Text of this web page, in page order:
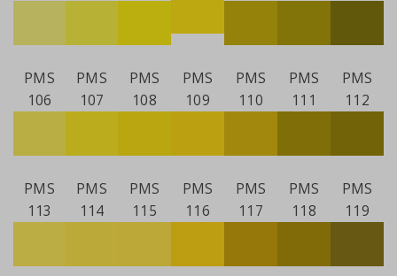
PMS
106
PMS
107
PMS
108
PMS
109
PMS
110
PMS
111
PMS
112
PMS
113
PMS
114
PMS
115
PMS
116
PMS
117
PMS
118
PMS
119